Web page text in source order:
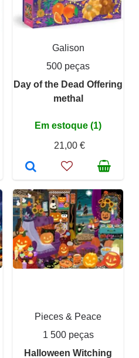
Galison
500 peças
Day of the Dead Offering
methal
Em estoque (1)
21,00 €
Pieces & Peace
1 500 peças
Halloween Witching